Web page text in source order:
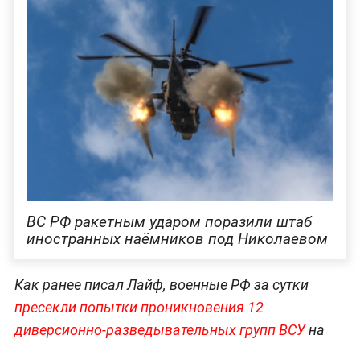
ВС РФ ракетным ударом поразили штаб
иностранных наёмников под Николаевом
Как ранее писал Лайф, военные РФ за сутки
пресекли попытки проникновения 12
диверсионно-разведывательных групп ВСУна